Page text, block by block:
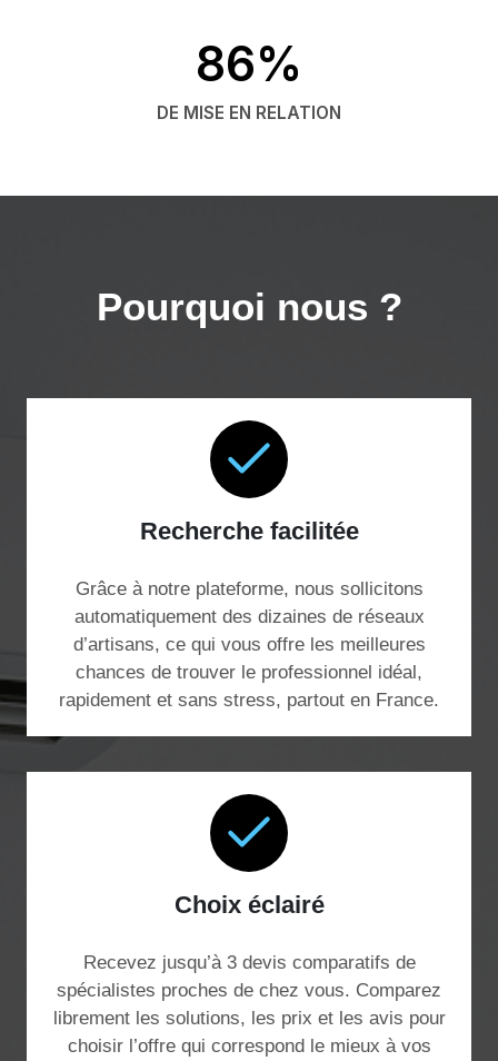
86%
DE MISE EN RELATION
Pourquoi nous ?
Recherche facilitée
Grâce à notre plateforme, nous sollicitons
automatiquement des dizaines de réseaux
d’artisans, ce qui vous offre les meilleures
chances de trouver le professionnel idéal,
rapidement et sans stress, partout en France.
Choix éclairé
Recevez jusqu’à 3 devis comparatifs de
spécialistes proches de chez vous. Comparez
librement les solutions, les prix et les avis pour
choisir l’offre qui correspond le mieux à vos